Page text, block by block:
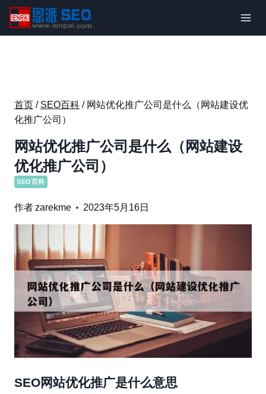
内
首页 / SEO百科 / 网站优化推广公司是什么（网站建设优
化推广公司）
网站优化推广公司是什么（网站建设
优化推广公司）
SEO百科
作者zarekme 2023年5月16日
SEO网站优化推广是什么意思